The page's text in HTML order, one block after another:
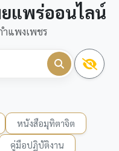
ยแพร่ออนไลน์
แพงเพชร
หนังสือมุทิตาจิต
คู่มือปฏิบัติงาน